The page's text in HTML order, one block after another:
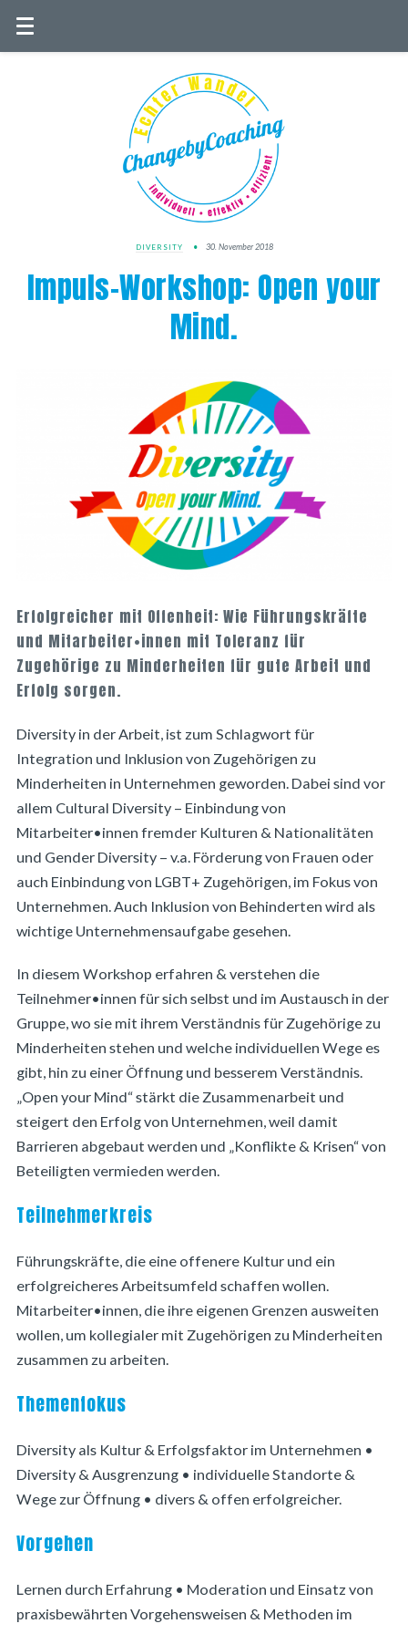
DIVERSITY 30. November 2018
Impuls-Workshop: Open your
Mind.
Erfolgreicher mit Offenheit: Wie Führungskräfte
und Mitarbeiter•innen mit Toleranz für
Zugehörige zu Minderheiten für gute Arbeit und
Erfolg sorgen.
Diversity in der Arbeit, ist zum Schlagwort für
Integration und Inklusion von Zugehörigen zu
Minderheiten in Unternehmen geworden. Dabei sind vor
allem Cultural Diversity – Einbindung von
Mitarbeiter•innen fremder Kulturen & Nationalitäten
und Gender Diversity – v.a. Förderung von Frauen oder
auch Einbindung von LGBT+ Zugehörigen, im Fokus von
Unternehmen. Auch Inklusion von Behinderten wird als
wichtige Unternehmensaufgabe gesehen.
In diesem Workshop erfahren & verstehen die
Teilnehmer•innen für sich selbst und im Austausch in der
Gruppe, wo sie mit ihrem Verständnis für Zugehörige zu
Minderheiten stehen und welche individuellen Wege es
gibt, hin zu einer Öffnung und besserem Verständnis.
„Open your Mind“ stärkt die Zusammenarbeit und
steigert den Erfolg von Unternehmen, weil damit
Barrieren abgebaut werden und „Konflikte & Krisen“ von
Beteiligten vermieden werden.
Teilnehmerkreis
Führungskräfte, die eine offenere Kultur und ein
erfolgreicheres Arbeitsumfeld schaffen wollen.
Mitarbeiter•innen, die ihre eigenen Grenzen ausweiten
wollen, um kollegialer mit Zugehörigen zu Minderheiten
zusammen zu arbeiten.
Themenfokus
Diversity als Kultur & Erfolgsfaktor im Unternehmen •
Diversity & Ausgrenzung • individuelle Standorte &
Wege zur Öffnung • divers & offen erfolgreicher.
Vorgehen
Lernen durch Erfahrung • Moderation und Einsatz von
praxisbewährten Vorgehensweisen & Methoden im